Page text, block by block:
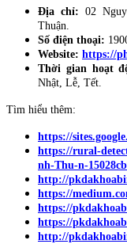
Địa chỉ: 02
Thuận.
Số điện thoại:
Website: https://
Thời gian hoạt
Nhật, Lễ, Tết.
Tìm hiểu thêm:
https://
https://rural-
nh-Thu-n-
http://
https://
https://
https://
http://